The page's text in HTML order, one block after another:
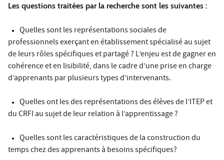
Les questions traitées par la recherche sont les suivantes :
Quelles sont les représentations sociales de
professionnels exerçant en établissement spécialisé au sujet
de leurs rôles spécifiques et partagé ? L’enjeu est de gagner en
cohérence et en lisibilité, dans le cadre d’une prise en charge
d’apprenants par plusieurs types d’intervenants.
Quelles ont les des représentations des élèves de l’ITEP et
du CRFI au sujet de leur relation à l’apprentissage ?
Quelles sont les caractéristiques de la construction du
temps chez des apprenants à besoins spécifiques?